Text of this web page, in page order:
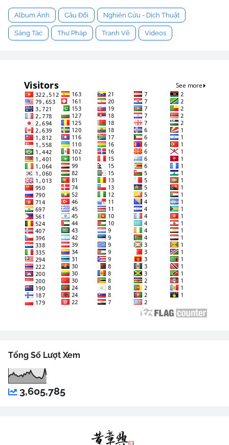
Album Ảnh Câu Đối Nghiên Cứu - Dịch Thuật
Sáng Tác Thư Pháp Tranh Vẽ Videos
Tổng Số Lượt Xem
3,605,785